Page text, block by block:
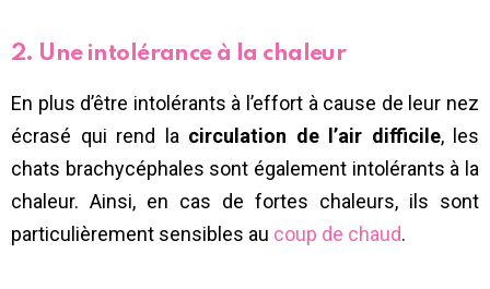
2. Une intolérance à la chaleur
En plus d’être intolérants à l’effort à cause de leur nez
écrasé qui rend la circulation de l’air difficile, les
chats brachycéphales sont également intolérants à la
chaleur. Ainsi, en cas de fortes chaleurs, ils sont
particulièrement sensibles au coup de chaud.